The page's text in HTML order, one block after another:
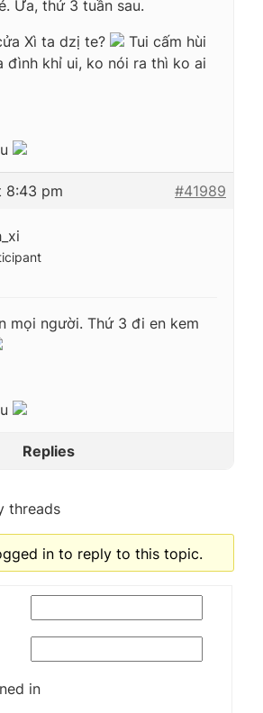
Ừa, thứ 3 tuần sau.
Xì ta dzị te?
Tui cấm hùi
đình khỉ ui, ko nói ra thì ko ai
8:43 pm #41989
mọi người. Thứ 3 đi en kem
Replies
threads
in to reply to this topic.
in